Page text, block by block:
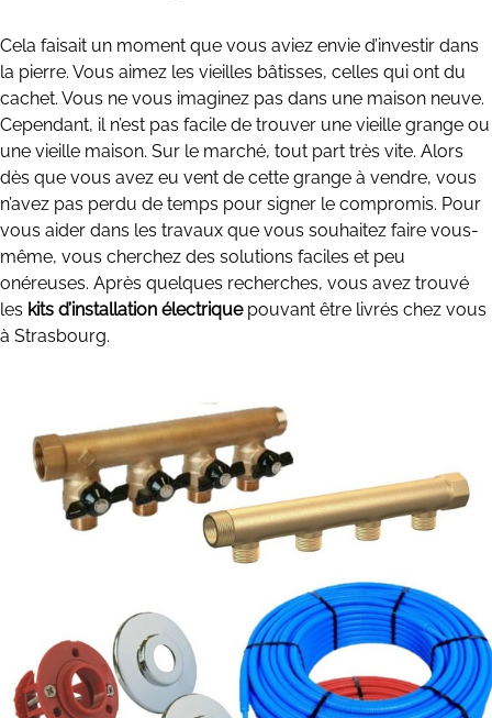
Cela faisait un moment que vous aviez envie d’investir dans
la pierre. Vous aimez les vieilles bâtisses, celles qui ont du
cachet. Vous ne vous imaginez pas dans une maison neuve.
Cependant, il n’est pas facile de trouver une vieille grange ou
une vieille maison. Sur le marché, tout part très vite. Alors
dès que vous avez eu vent de cette grange à vendre, vous
n’avez pas perdu de temps pour signer le compromis. Pour
vous aider dans les travaux que vous souhaitez faire vous-
même, vous cherchez des solutions faciles et peu
onéreuses. Après quelques recherches, vous avez trouvé
les kits d’installation électriquepouvant être livrés chez vous
à Strasbourg.